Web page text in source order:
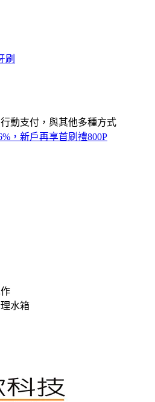
刷
動支付，與其他多種方式
，新戶再享首刷禮800P
水箱